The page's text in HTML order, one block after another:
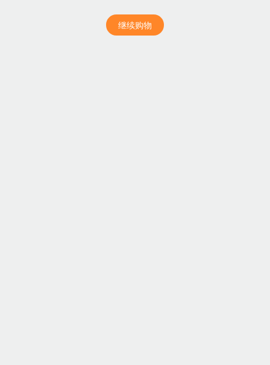
继续购物